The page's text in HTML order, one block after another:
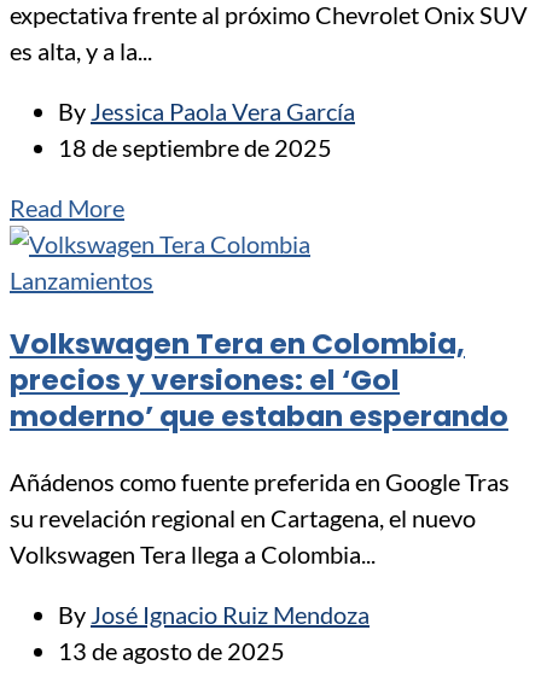
expectativa frente al próximo Chevrolet Onix SUV
es alta, y a la...
By Jessica Paola Vera García
18 de septiembre de 2025
Read More
Lanzamientos
Volkswagen Tera en Colombia,
precios y versiones: el ‘Gol
moderno’ que estaban esperando
Añádenos como fuente preferida en Google Tras
su revelación regional en Cartagena, el nuevo
Volkswagen Tera llega a Colombia...
By José Ignacio Ruiz Mendoza
13 de agosto de 2025